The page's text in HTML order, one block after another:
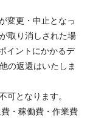
変更・中止となっ
取り消しされた場
イントにかかるデ
の返還はいたしま
可となります。
・稼働費・作業費